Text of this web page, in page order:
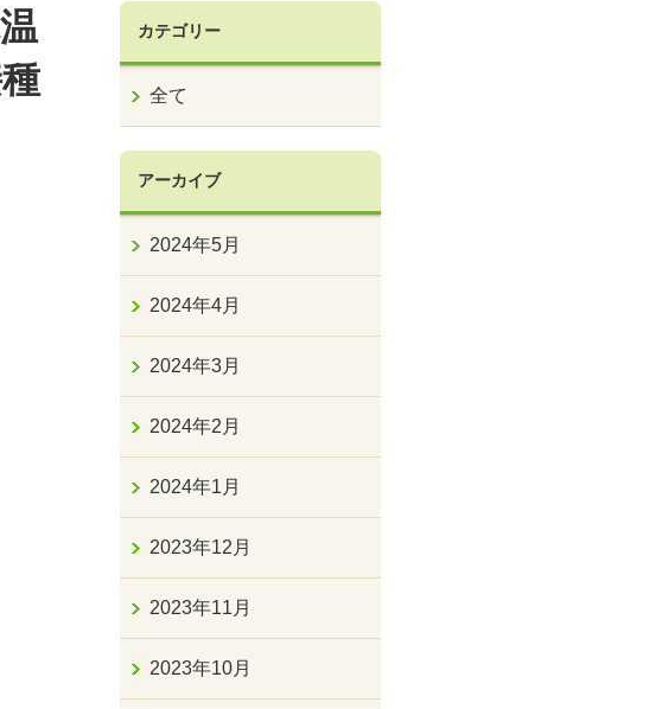
カテゴリー
全て
アーカイブ
2024年5月
2024年4月
2024年3月
2024年2月
2024年1月
2023年12月
2023年11月
2023年10月